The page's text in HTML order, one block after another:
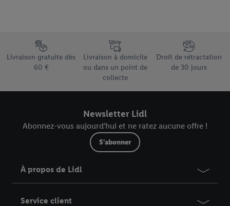
Élément du pied de page avec les différents arguments de
Livraison gratuite dès
60 €
Livraison à domicile
ou dans un point de
collecte
Droit de rétractation
de 30 jours
Newsletter Lidl
Abonnez-vous aujourd'hui et ne ratez aucune offre !
S'abonner
À propos de Lidl
Service client